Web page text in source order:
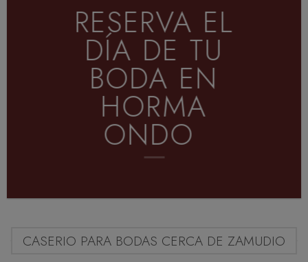
RESERVA EL
DÍA DE TU
BODA EN
HORMA
ONDO
CASERIO PARA BODAS CERCA DE ZAMUDIO